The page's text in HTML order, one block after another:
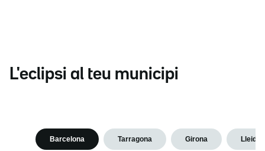
L'eclipsi al teu municipi
Barcelona Tarragona Girona Lleida